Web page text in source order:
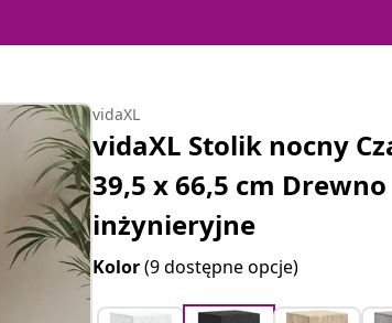
vidaXL
vidaXL Stolik nocny
39,5 x 66,5 cm Drewno
inżynieryjne
Kolor(9 dostępne opcje)